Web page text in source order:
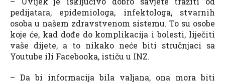
pedijatara, epidemiologa, infektologa, stvarnih
osoba u našem zdravstvenom sistemu. To su osobe
koje će, kad dođe do komplikacija i bolesti, liječiti
vaše dijete, a to nikako neće biti stručnjaci sa
Youtube ili Facebooka, ističu u INZ.
– Da bi informacija bila valjana, ona mora biti